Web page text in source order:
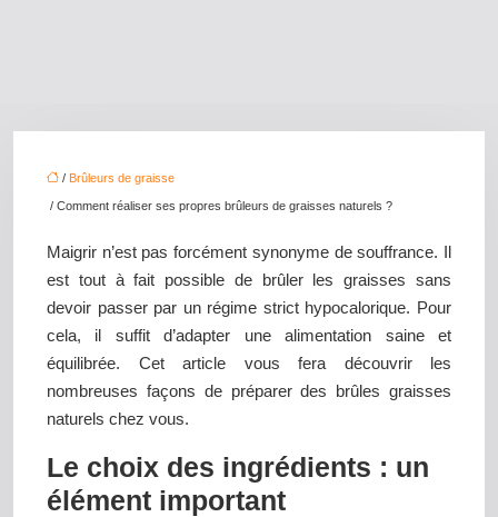
/ Brûleurs de graisse
/ Comment réaliser ses propres brûleurs de graisses naturels ?
Maigrir n’est pas forcément synonyme de souffrance. Il
est tout à fait possible de brûler les graisses sans
devoir passer par un régime strict hypocalorique. Pour
cela, il suffit d’adapter une alimentation saine et
équilibrée. Cet article vous fera découvrir les
nombreuses façons de préparer des brûles graisses
naturels chez vous.
Le choix des ingrédients : un
élément important